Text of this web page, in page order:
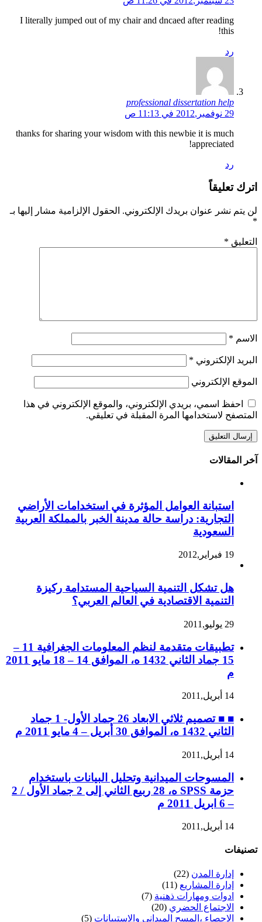
I literally jumped out of my chair and dncaed after reading
this!
رد
professional dissertation help
29 نوفمبر,2012 في 11:13 ص
thanks for sharing your wisdom with this newbie it is much
appreciated!
رد
اترك تعليقاً
لن يتم نشر عنوان بريدك الإلكتروني. الحقول الإلزامية مشار إليها بـ
*
التعليق *
الاسم *
البريد الإلكتروني *
الموقع الإلكتروني
احفظ اسمي، بريدي الإلكتروني، والموقع الإلكتروني في هذا
المتصفح لاستخدامها المرة المقبلة في تعليقي.
آخر المقالات
استبانة العوامل المؤثرة في استخدامات الأراضي
التجارية: دراسة حالة مدينة الخبر بالمملكة العربية
السعودية
19 فبراير,2012
هل تشكل التنمية السياحية المستدامة ركيزة
التنمية الاقتصادية في العالم العربي؟
29 يوليو,2011
تطبيقات متقدمة لنظم المعلومات الجغرافية 11 –
15 جماد الثاني 1432 ه، الموافق 14 – 18 مايو 2011
م
14 أبريل,2011
■ ■ تصميم ثلاثي الابعاد 26 جماد الأول- 1 جماد
الثاني 1432 ه، الموافق 30 أبريل – 4 مايو 2011 م
14 أبريل,2011
المسوحات الميدانية وتحليل البيانات باستخدام
حزمة SPSS ه، 28 ربيع الثاني إلى 2 جماد الأول / 2
– 6 ابريل 2011 م
14 أبريل,2011
تصنيفات
إدارة المدن (22)
إدارة المشاريع (11)
ادوات ومهارات ذهنية (7)
الاجتماع الحضري (20)
الاحصاء ،المسح الميداني والاستبيانات (5)